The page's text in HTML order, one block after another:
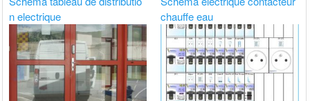
n electrique
chauffe eau